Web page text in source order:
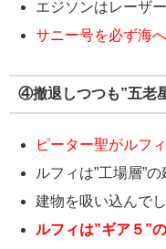
エジソンはレーザ
サニー号を必ず海
④撤退しつつも”五老
ピーター聖がルフ
ルフィは”工場層”
建物を吸い込んで
ルフィは”ギア５”